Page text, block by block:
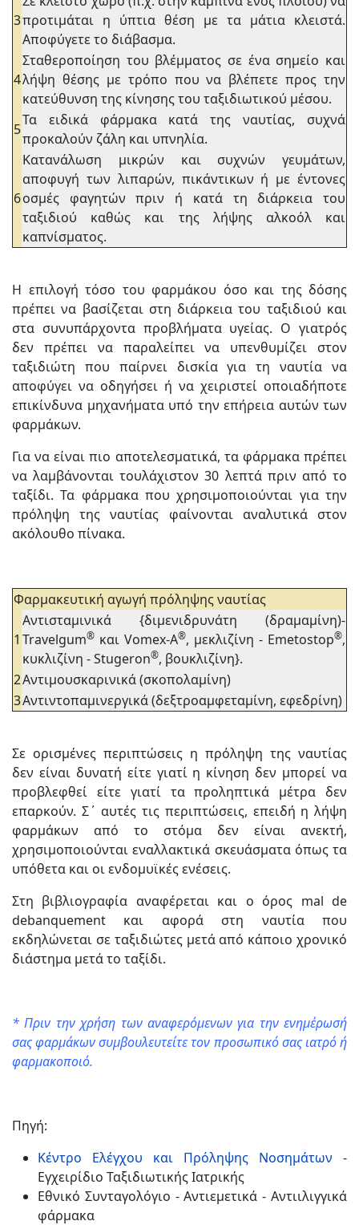
3προτιμάται η ύπτια θέση με τα μάτια κλειστά.
Αποφύγετε το διάβασμα.
4
Σταθεροποίηση του βλέμματος σε ένα σημείο και
λήψη θέσης με τρόπο που να βλέπετε προς την
κατεύθυνση της κίνησης του ταξιδιωτικού μέσου.
5
Τα ειδικά φάρμακα κατά της ναυτίας, συχνά
προκαλούν ζάλη και υπνηλία.
6
Κατανάλωση μικρών και συχνών γευμάτων,
αποφυγή των λιπαρών, πικάντικων ή με έντονες
οσμές φαγητών πριν ή κατά τη διάρκεια του
ταξιδιού καθώς και της λήψης αλκοόλ και
καπνίσματος.
Η επιλογή τόσο του φαρμάκου όσο και της δόσης
πρέπει να βασίζεται στη διάρκεια του ταξιδιού και
στα συνυπάρχοντα προβλήματα υγείας. Ο γιατρός
δεν πρέπει να παραλείπει να υπενθυμίζει στον
ταξιδιώτη που παίρνει δισκία για τη ναυτία να
αποφύγει να οδηγήσει ή να χειριστεί οποιαδήποτε
επικίνδυνα μηχανήματα υπό την επήρεια αυτών των
φαρμάκων.
Για να είναι πιο αποτελεσματικά, τα φάρμακα πρέπει
να λαμβάνονται τουλάχιστον 30 λεπτά πριν από το
ταξίδι. Τα φάρμακα που χρησιμοποιούνται για την
πρόληψη της ναυτίας φαίνονται αναλυτικά στον
ακόλουθο πίνακα.
Φαρμακευτική αγωγή πρόληψης ναυτίας
1
Αντισταμινικά {διμενιδρυνάτη (δραμαμίνη)-
Travelgum® και Vomex-A®, μεκλιζίνη - Emetostop®,
κυκλιζίνη - Stugeron®, βουκλιζίνη}.
2Αντιμουσκαρινικά (σκοπολαμίνη)
3Αντιντοπαμινεργικά (δεξτροαμφεταμίνη, εφεδρίνη)
Σε ορισμένες περιπτώσεις η πρόληψη της ναυτίας
δεν είναι δυνατή είτε γιατί η κίνηση δεν μπορεί να
προβλεφθεί είτε γιατί τα προληπτικά μέτρα δεν
επαρκούν. Σ΄ αυτές τις περιπτώσεις, επειδή η λήψη
φαρμάκων από το στόμα δεν είναι ανεκτή,
χρησιμοποιούνται εναλλακτικά σκευάσματα όπως τα
υπόθετα και οι ενδομυϊκές ενέσεις.
Στη βιβλιογραφία αναφέρεται και ο όρος mal de
debanquement και αφορά στη ναυτία που
εκδηλώνεται σε ταξιδιώτες μετά από κάποιο χρονικό
διάστημα μετά το ταξίδι.
* Πριν την χρήση των αναφερόμενων για την ενημέρωσή
σας φαρμάκων συμβουλευτείτε τον προσωπικό σας ιατρό ή
φαρμακοποιό.
Πηγή:
Κέντρο Ελέγχου και Πρόληψης Νοσημάτων -
Εγχειρίδιο Ταξιδιωτικής Ιατρικής
Εθνικό Συνταγολόγιο - Αντιεμετικά - Αντιιλιγγικά
φάρμακα